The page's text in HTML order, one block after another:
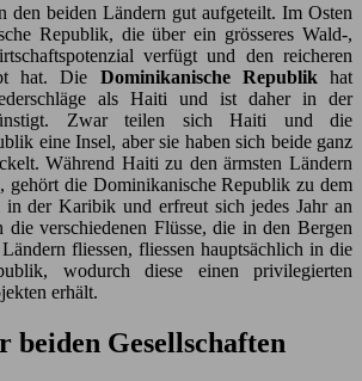
den beiden Ländern gut aufgeteilt. Im Osten
Republik, die über ein grösseres Wald-,
verfügt und den reicheren
hat. Die Dominikanische Republikhat
als Haiti und ist daher in der
Zwar teilen sich Haiti und die
eine Insel, aber sie haben sich beide ganz
Während Haiti zu den ärmsten Ländern
gehört die Dominikanische Republik zu dem
in der Karibik und erfreut sich jedes Jahr an
die verschiedenen Flüsse, die in den Bergen
fliessen, fliessen hauptsächlich in die
wodurch diese einen privilegierten
erhält.
beiden Gesellschaften